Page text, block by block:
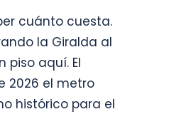
cuánto cuesta.
la Giralda al
aquí. El
2026 el metro
histórico para el